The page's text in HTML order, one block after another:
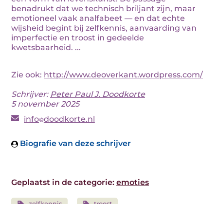
benadrukt dat we technisch briljant zijn, maar
emotioneel vaak analfabeet — en dat echte
wijsheid begint bij zelfkennis, aanvaarding van
imperfectie en troost in gedeelde
kwetsbaarheid. ...
Zie ook: http://www.deoverkant.wordpress.com/
Schrijver: Peter Paul J. Doodkorte
5 november 2025
info doodkorte.nl
Biografie van deze schrijver
Geplaatst in de categorie: emoties